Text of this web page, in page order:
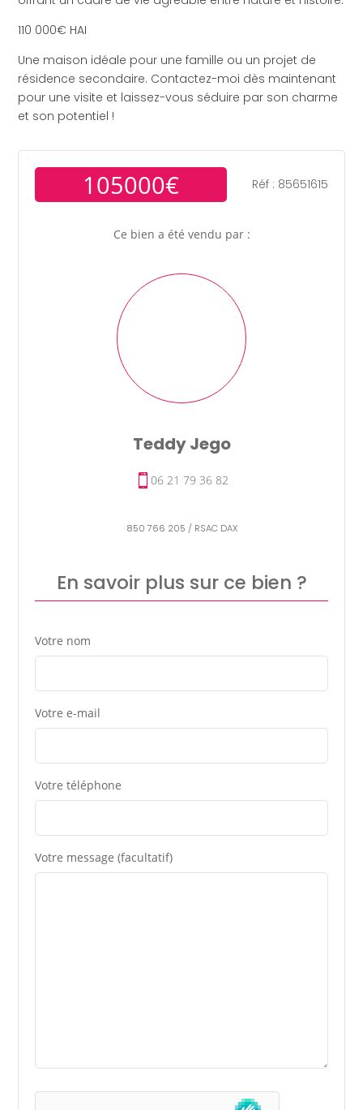
110 000€ HAI
Une maison idéale pour une famille ou un projet de
résidence secondaire. Contactez-moi dès maintenant
pour une visite et laissez-vous séduire par son charme
et son potentiel !
105000€ Réf : 85651615
Ce bien a été vendu par :
Teddy Jego
850 766 205 / RSAC DAX
06 21 79 36 82
En savoir plus sur ce bien ?
Votre nom
Votre e-mail
Votre téléphone
Votre message (facultatif)